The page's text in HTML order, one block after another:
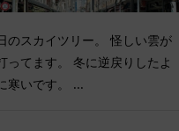
のスカイツリー。 怪しい雲が
ってます。 冬に逆戻りしたよ
寒いです。 ...